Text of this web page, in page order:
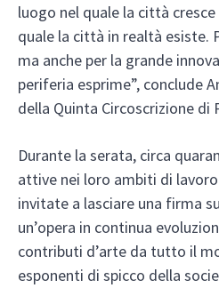
luogo nel quale la città
quale la città in realtà esiste.
ma anche per la grande
periferia esprime”, conclude
della Quinta Circoscrizione di
Durante la serata, circa
attive nei loro ambiti di
invitate a lasciare una firma
un’opera in continua
contributi d’arte da tutto il
esponenti di spicco della